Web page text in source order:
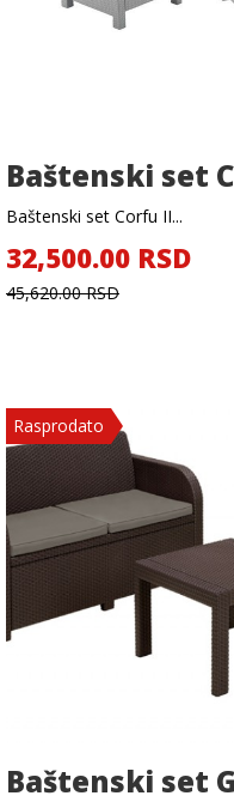
Baštenski set
Baštenski set Corfu II...
32,500.00 RSD
45,620.00 RSD
Rasprodato
Baštenski set